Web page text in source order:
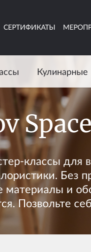
СЕРТИФИКАТЫ
Кулинарные
классы для
Без
материалы и
Позвольте